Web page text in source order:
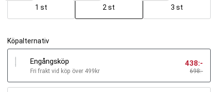
1 st 2 st 3 st
Köpalternativ
Engångsköp
Fri frakt vid köp över 499kr 698:-
438:-